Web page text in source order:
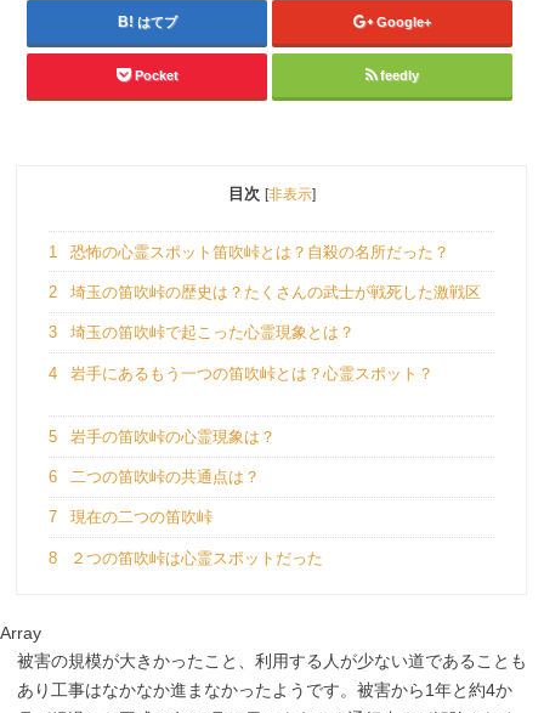
はてブ Google+
Pocket feedly
目次 [非表示]
1 恐怖の心霊スポット笛吹峠とは？自殺の名所だった？
2 埼玉の笛吹峠の歴史は？たくさんの武士が戦死した激戦区
3 埼玉の笛吹峠で起こった心霊現象とは？
4 岩手にあるもう一つの笛吹峠とは？心霊スポット？
5 岩手の笛吹峠の心霊現象は？
6 二つの笛吹峠の共通点は？
7 現在の二つの笛吹峠
8 ２つの笛吹峠は心霊スポットだった
Array
被害の規模が大きかったこと、利用する人が少ない道であることも
あり工事はなかなか進まなかったようです。被害から1年と約4か